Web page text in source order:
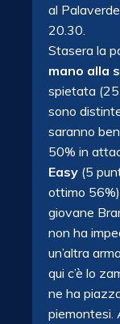
al
20.30.
Stasera la
mano alla
spietata
sono
saranno
50% in
Easy (5
ottimo
giovane
non ha
un’altra
qui c’è lo
ne ha
piemontesi.